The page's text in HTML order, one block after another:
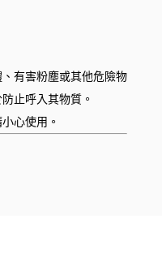
有害粉塵或其他危險物
止呼入其物質。
心使用。